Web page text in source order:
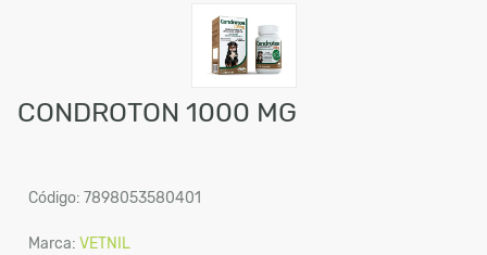
CONDROTON 1000 MG
Código: 7898053580401
Marca: VETNIL